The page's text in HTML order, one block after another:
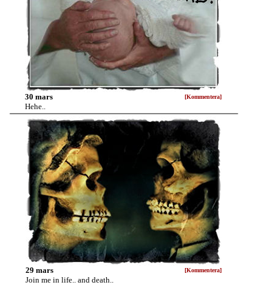
30 mars [Kommentera]
Hehe..
29 mars [Kommentera]
Join me in life.. and death..